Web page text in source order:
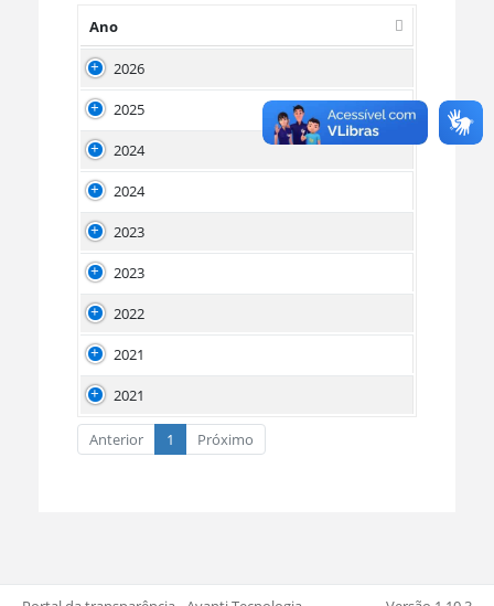
Ano
2026
2025
2024
2024
2023
2023
2022
2021
2021
Anterior 1 Próximo